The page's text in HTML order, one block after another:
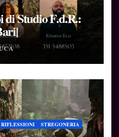
Studio F.d.R.:
RIFLESSIONI
STREGONERIA